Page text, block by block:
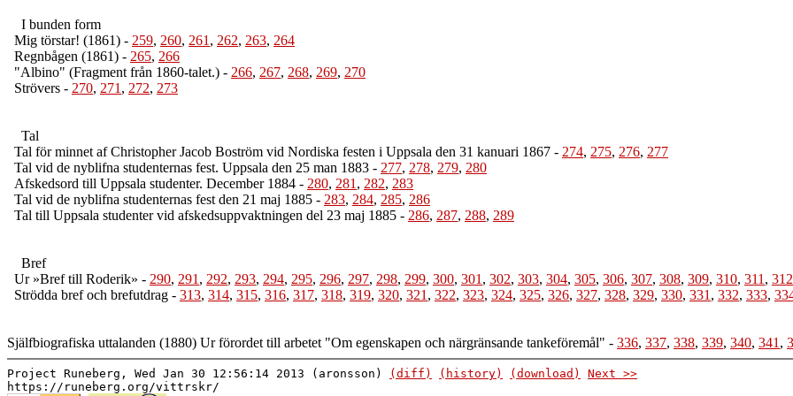
I bunden form
Mig törstar! (1861) - 259, 260, 261 , 262, 263, 264
Regnbågen (1861) - 265, 266
"Albino" (Fragment från 1860-talet.) - 266, 267, 268, 269, 270
Strövers - 270, 271 , 272, 273
Tal
Tal för minnet af Christopher Jacob Boström vid Nordiska festen i Uppsala den 31 kanuari 1867 - 274, 275, 276, 277
Tal vid de nyblifna studenternas fest. Uppsala den 25 man 1883 - 277, 278, 279, 280
Afskedsord till Uppsala studenter. December 1884 - 280, 281 , 282, 283
Tal vid de nyblifna studenternas fest den 21 maj 1885 - 283, 284, 285, 286
Tal till Uppsala studenter vid afskedsuppvaktningen del 23 maj 1885 - 286, 287, 288, 289
Bref
Ur »Bref till Roderik» - 290, 291 , 292, 293, 294, 295, 296, 297, 298, 299, 300, 301 , 302, 303, 304, 305, 306, 307, 308, 309, 310, 311 , 312
Strödda bref och brefutdrag - 313, 314, 315, 316, 317, 318, 319, 320, 321 , 322, 323, 324, 325, 326, 327, 328, 329, 330, 331 , 332, 333,
Själfbiografiska uttalanden (1880) Ur förordet till arbetet "Om egenskapen och närgränsande tankeföremål" - 336, 337, 338, 339, 340, 341 ,
Project Runeberg, Wed Jan 30 12:56:14 2013 (aronsson) (diff) (history) (download)
Next >>
https://runeberg.org/vittrskr/